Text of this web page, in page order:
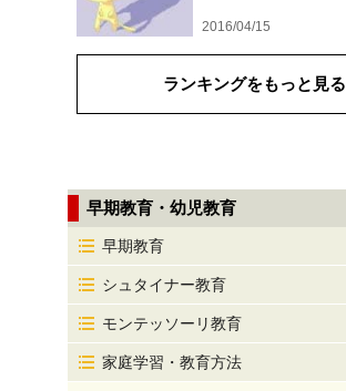
2016/04/15
ランキングをもっと見る
早期教育・幼児教育
早期教育
シュタイナー教育
モンテッソーリ教育
家庭学習・教育方法